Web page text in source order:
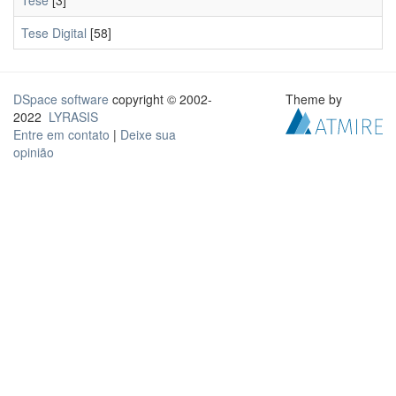
Tese Digital [58]
DSpace software copyright © 2002-
2022 LYRASIS
Entre em contato | Deixe sua
opinião
Theme by